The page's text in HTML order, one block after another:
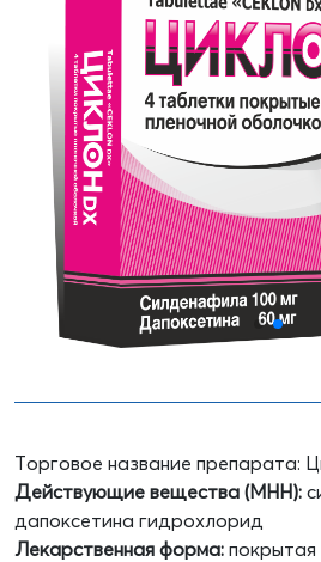
Торговое название препарата:
Действующие вещества (МНН):
дапоксетина гидрохлорид
Лекарственная форма: